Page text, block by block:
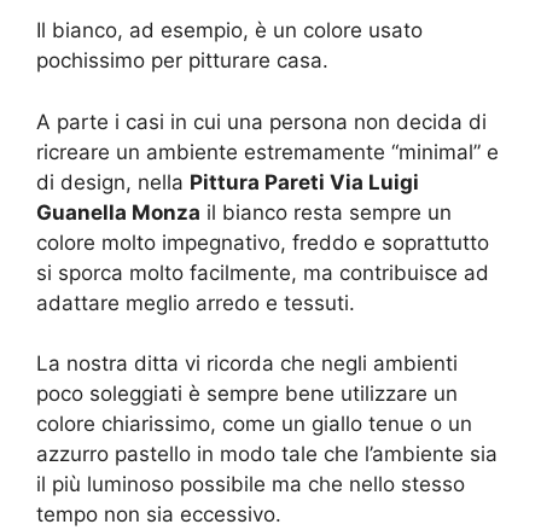
Il bianco, ad esempio, è un colore usato
pochissimo per pitturare casa.
A parte i casi in cui una persona non decida di
ricreare un ambiente estremamente “minimal” e
di design, nella Pittura Pareti Via Luigi
Guanella Monza il bianco resta sempre un
colore molto impegnativo, freddo e soprattutto
si sporca molto facilmente, ma contribuisce ad
adattare meglio arredo e tessuti.
La nostra ditta vi ricorda che negli ambienti
poco soleggiati è sempre bene utilizzare un
colore chiarissimo, come un giallo tenue o un
azzurro pastello in modo tale che l’ambiente sia
il più luminoso possibile ma che nello stesso
tempo non sia eccessivo.